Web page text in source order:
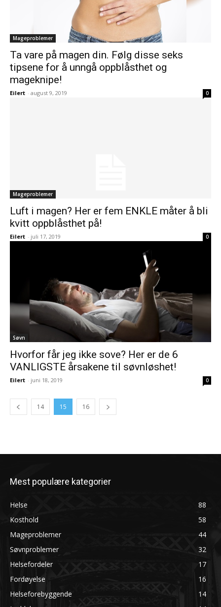
Mageproblemer
Ta vare på magen din. Følg disse seks
tipsene for å unngå oppblåsthet og
mageknipe!
Eilert - august 9, 2019 0
Mageproblemer
Luft i magen? Her er fem ENKLE måter å bli
kvitt oppblåsthet på!
Eilert - juli 17, 2019 0
Søvn
Hvorfor får jeg ikke sove? Her er de 6
VANLIGSTE årsakene til søvnløshet!
Eilert - juni 18, 2019 0
14 15 16
Mest populære kategorier
Helse
88
Kosthold
58
Mageproblemer
44
Søvnproblemer
32
Helsefordeler
17
Fordøyelse
16
Helseforebyggende
14